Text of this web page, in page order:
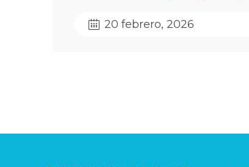
20 febrero, 2026